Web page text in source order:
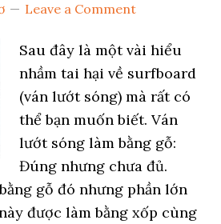
Leave a Comment
Sau đây là một vài hiểu
nhầm tai hại về surfboard
(ván lướt sóng) mà rất có
thể bạn muốn biết. Ván
lướt sóng làm bằng gỗ:
Đúng nhưng chưa đủ.
gỗ đó nhưng phần lớn
được làm bằng xốp cùng